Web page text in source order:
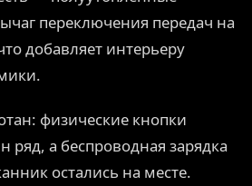
переключения передач на
добавляет интерьеру
физические кнопки
а беспроводная зарядка
остались на месте.